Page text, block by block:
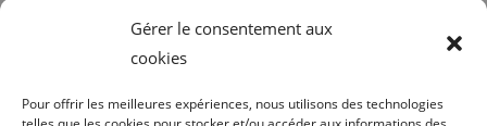
Gérer le consentement aux
cookies
Pour offrir les meilleures expériences, nous utilisons des technologies
contact@qualione.com